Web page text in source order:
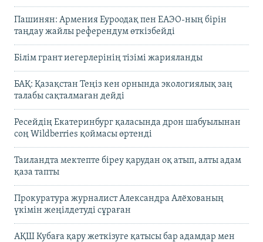
Пашинян: Армения Еуроодақ пен ЕАЭО-ның бірін
таңдау жайлы референдум өткізбейді
Білім грант иегерлерінің тізімі жарияланды
БАҚ: Қазақстан Теңіз кен орнында экологиялық заң
талабы сақталмаған дейді
Ресейдің Екатеринбург қаласында дрон шабуылынан
соң Wildberries қоймасы өртенді
Таиландта мектепте біреу қарудан оқ атып, алты адам
қаза тапты
Прокуратура журналист Александра Алёхованың
үкімін жеңілдетуді сұраған
АҚШ Кубаға қару жеткізуге қатысы бар адамдар мен